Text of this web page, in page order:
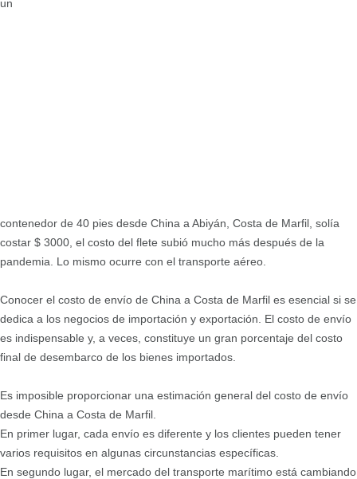
un
contenedor de 40 pies desde China a Abiyán, Costa de Marfil, solía
costar $ 3000, el costo del flete subió mucho más después de la
pandemia. Lo mismo ocurre con el transporte aéreo.
Conocer el costo de envío de China a Costa de Marfil es esencial si se
dedica a los negocios de importación y exportación. El costo de envío
es indispensable y, a veces, constituye un gran porcentaje del costo
final de desembarco de los bienes importados.
Es imposible proporcionar una estimación general del costo de envío
desde China a Costa de Marfil.
En primer lugar, cada envío es diferente y los clientes pueden tener
varios requisitos en algunas circunstancias específicas.
En segundo lugar, el mercado del transporte marítimo está cambiando